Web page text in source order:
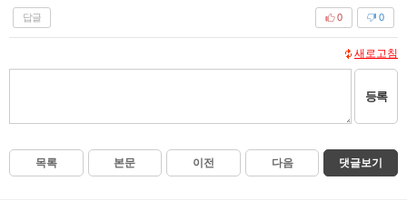
답글 0
0
새로고침
등록
목록 본문 이전 다음 댓글보기